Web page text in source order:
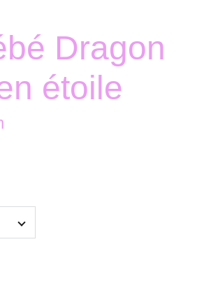
Dragon
étoile